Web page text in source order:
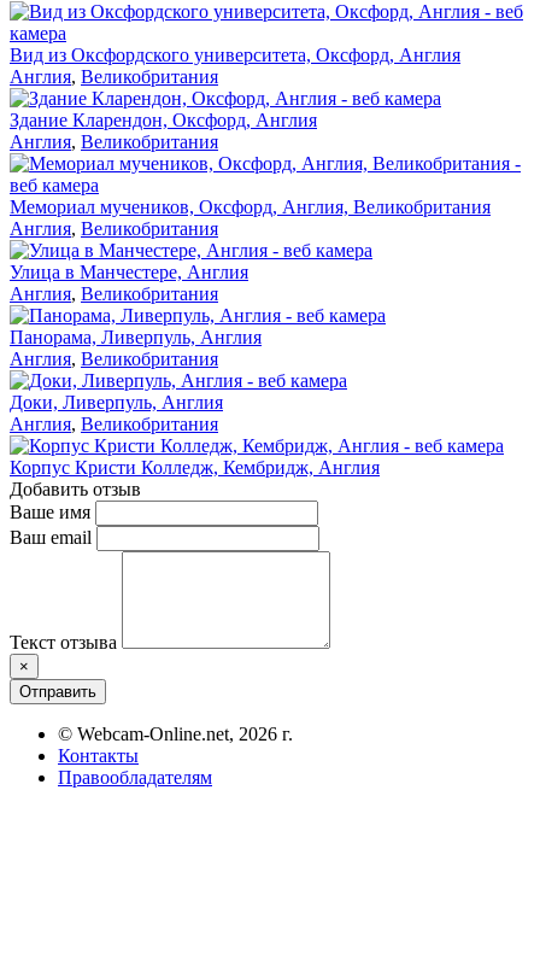
Вид из Оксфордского университета, Оксфорд, Англия
Англия, Великобритания
Здание Кларендон, Оксфорд, Англия
Англия, Великобритания
Мемориал мучеников, Оксфорд, Англия, Великобритания
Англия, Великобритания
Улица в Манчестере, Англия
Англия, Великобритания
Панорама, Ливерпуль, Англия
Англия, Великобритания
Доки, Ливерпуль, Англия
Англия, Великобритания
Корпус Кристи Колледж, Кембридж, Англия
Добавить отзыв
Ваше имя
Ваш email
Текст отзыва
×
Отправить
© Webcam-Online.net, 2026 г.
Контакты
Правообладателям